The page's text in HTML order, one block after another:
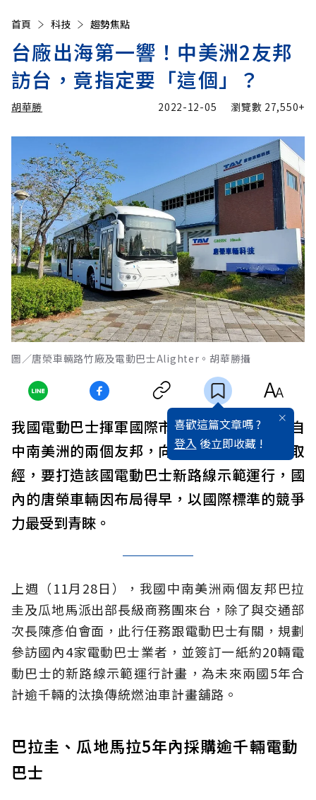
首頁 科技 趨勢焦點
台廠出海第一響！中美洲2友邦
訪台，竟指定要「這個」？
胡華勝 2022-12-05 瀏覽數 27,550+
圖／唐榮車輛路竹廠及電動巴士Alighter。胡華勝攝
喜歡這篇文章嗎 ?
登入 後立即收藏 !
我國電動巴士揮軍國際市場打響第一炮！來自
中南美洲的兩個友邦，向台灣電動巴士業者取
經，要打造該國電動巴士新路線示範運行，國
內的唐榮車輛因布局得早，以國際標準的競爭
力最受到青睞。
上週（11月28日），我國中南美洲兩個友邦巴拉
圭及瓜地馬派出部長級商務團來台，除了與交通部
次長陳彥伯會面，此行任務跟電動巴士有關，規劃
參訪國內4家電動巴士業者，並簽訂一紙約20輛電
動巴士的新路線示範運行計畫，為未來兩國5年合
計逾千輛的汰換傳統燃油車計畫舖路。
巴拉圭、瓜地馬拉5年內採購逾千輛電動
巴士